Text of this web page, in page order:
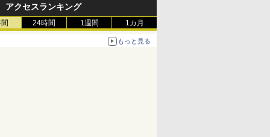
アクセスランキング
24時間 1週間 1カ月
もっと見る